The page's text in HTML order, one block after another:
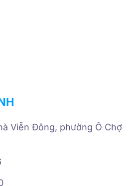
Viễn Đông, phường Ô Chợ